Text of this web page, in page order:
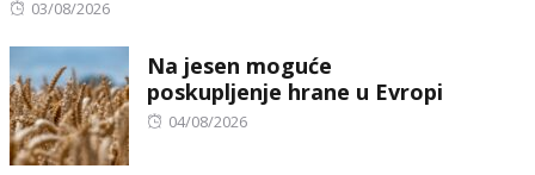
Posted
03/08/2026
Na jesen moguće
poskupljenje hrane u Evropi
Posted
04/08/2026